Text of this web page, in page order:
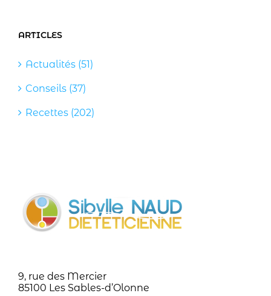
ARTICLES
Actualités (51)
Conseils (37)
Recettes (202)
9, rue des Mercier
85100 Les Sables-d’Olonne